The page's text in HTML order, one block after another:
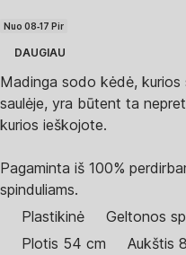
Nuo 08‑17 Pir
DAUGIAU
Madinga sodo kėdė,
saulėje, yra būtent ta
kurios ieškojote.
Pagaminta iš 100%
spinduliams.
Plastikinė
Geltonos
Plotis 54 cm
Aukštis